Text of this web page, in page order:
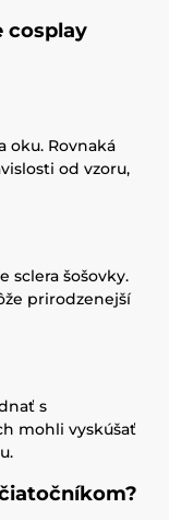
cosplay
oku. Rovnaká
od vzoru,
sclera šošovky.
prirodzenejší
s
mohli vyskúšať